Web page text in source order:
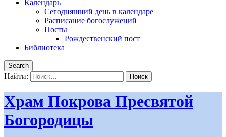
Календарь
Сегодняшний день в календаре
Расписание богослужений
Посты
Рождественский пост
Библиотека
Search
Найти:
Храм Покрова Пресвятой
Богородицы